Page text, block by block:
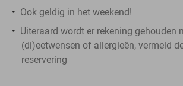
Ook geldig in het weekend!
Uiteraard wordt er rekening gehouden
(di)eetwensen of allergieën, vermeld
reservering